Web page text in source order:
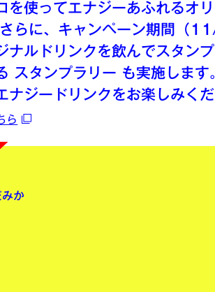
を使ってエナジーあふれるオ
さらに、キャンペーン期間
ナルドリンクを飲んでスタン
スタンプラリー も実施しま
ナジードリンクをお楽しみくだ
ら
か